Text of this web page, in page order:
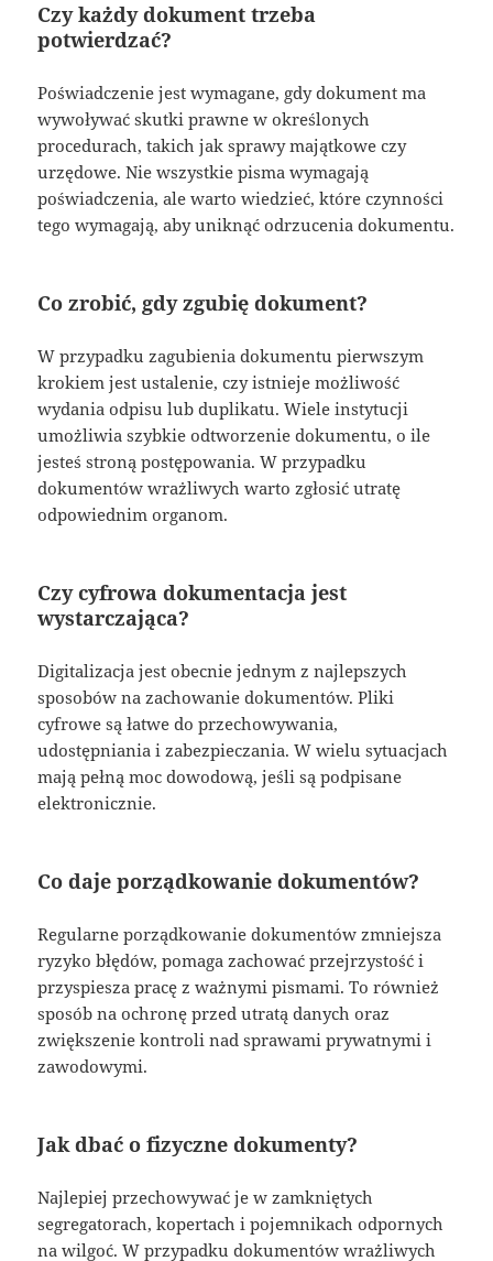
Czy każdy dokument trzeba
potwierdzać?
Poświadczenie jest wymagane, gdy dokument ma
wywoływać skutki prawne w określonych
procedurach, takich jak sprawy majątkowe czy
urzędowe. Nie wszystkie pisma wymagają
poświadczenia, ale warto wiedzieć, które czynności
tego wymagają, aby uniknąć odrzucenia dokumentu.
Co zrobić, gdy zgubię dokument?
W przypadku zagubienia dokumentu pierwszym
krokiem jest ustalenie, czy istnieje możliwość
wydania odpisu lub duplikatu. Wiele instytucji
umożliwia szybkie odtworzenie dokumentu, o ile
jesteś stroną postępowania. W przypadku
dokumentów wrażliwych warto zgłosić utratę
odpowiednim organom.
Czy cyfrowa dokumentacja jest
wystarczająca?
Digitalizacja jest obecnie jednym z najlepszych
sposobów na zachowanie dokumentów. Pliki
cyfrowe są łatwe do przechowywania,
udostępniania i zabezpieczania. W wielu sytuacjach
mają pełną moc dowodową, jeśli są podpisane
elektronicznie.
Co daje porządkowanie dokumentów?
Regularne porządkowanie dokumentów zmniejsza
ryzyko błędów, pomaga zachować przejrzystość i
przyspiesza pracę z ważnymi pismami. To również
sposób na ochronę przed utratą danych oraz
zwiększenie kontroli nad sprawami prywatnymi i
zawodowymi.
Jak dbać o fizyczne dokumenty?
Najlepiej przechowywać je w zamkniętych
segregatorach, kopertach i pojemnikach odpornych
na wilgoć. W przypadku dokumentów wrażliwych